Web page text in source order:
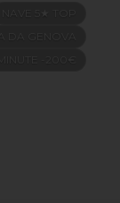
NAVE 5★ TOP